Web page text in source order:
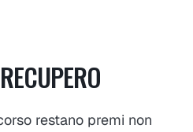
restano premi non